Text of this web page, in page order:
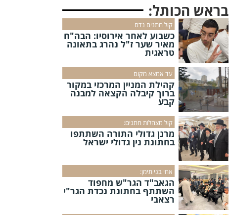
בראש הכותל:
קול חתנים נדם
כשבוע לאחר אירוסיו: הבה"ח
מאיר שער ז"ל נהרג בתאונה
טראגית
עד אמצא מקום
קהילת המניין המרכזי במקור
ברוך קיבלה הקצאה למבנה
קבע
קול מצהלות חתנים:
מרנן גדולי התורה השתתפו
בחתונת נין גדולי ישראל
אחי בני תימן:
הגאב"ד הגר"ש מחפוד
השתתף בחתונת נכדת הגר"י
רצאבי